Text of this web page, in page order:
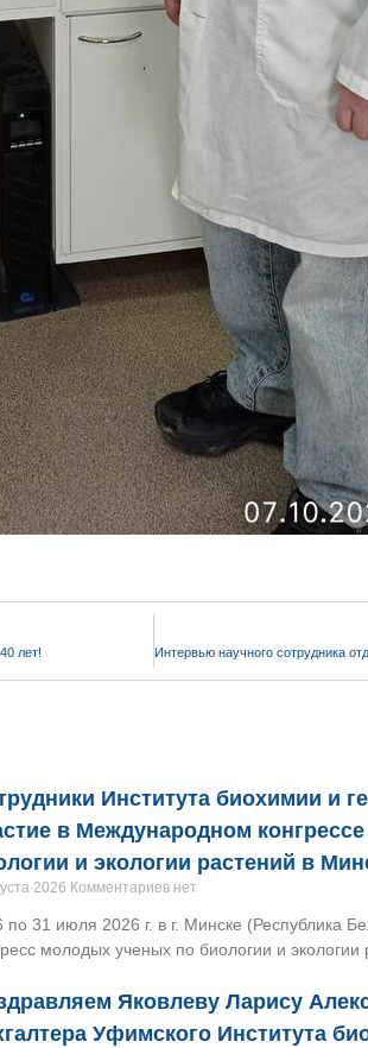
лет!
Института биохимии и
в Международном
и экологии растений в
2026 Комментариев нет
по 31 июля 2026 г. в г. Минске (Республика
молодых ученых по биологии и экологии
Яковлеву Ларису
Уфимского Института